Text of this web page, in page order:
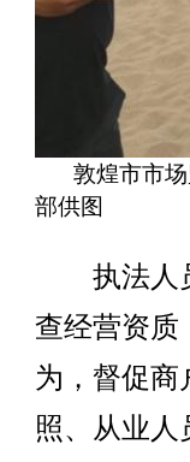
敦煌市市
部供图
执法人员
查经营资质
为，督促商
照、从业人